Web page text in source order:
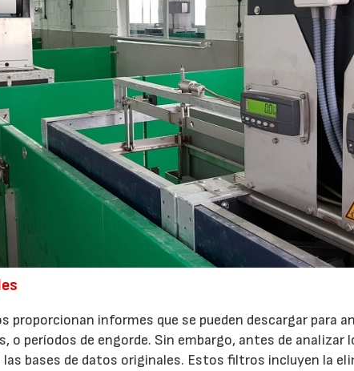
proporcionan informes que se pueden descargar para
o períodos de engorde. Sin embargo, antes de analizar
bases de datos originales. Estos filtros incluyen la